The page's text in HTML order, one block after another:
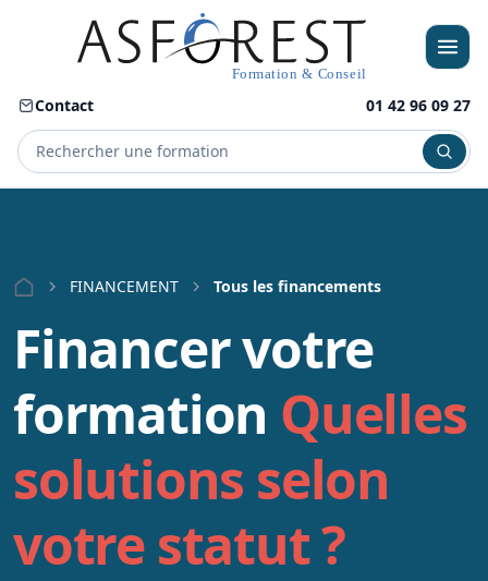
Contact 01 42 96 09 27
FINANCEMENT Tous les financements
Financer votre
formation Quelles
solutions selon
votre statut ?